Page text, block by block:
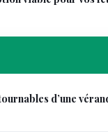
d’une